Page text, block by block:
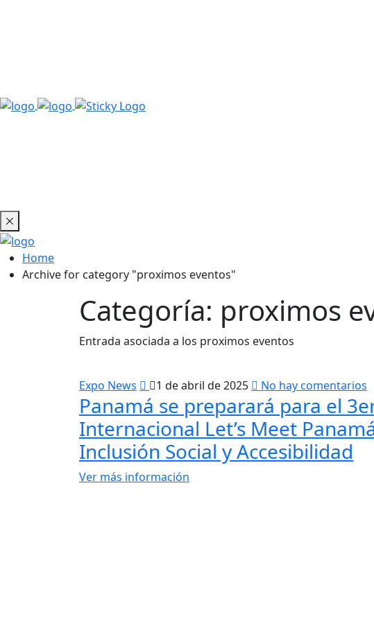
Home
Archive for category "proximos eventos"
Categoría: proximos
Entrada asociada a los proximos eventos
Expo News 1 de abril de 2025 No hay comentarios
Panamá se preparará para el
Internacional Let’s Meet
Inclusión Social y Accesibilidad
Ver más información